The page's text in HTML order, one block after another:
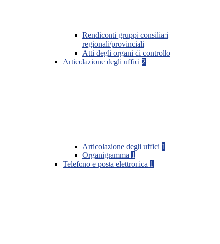
Rendiconti gruppi consiliari
regionali/provinciali
Atti degli organi di controllo
Articolazione degli uffici 2
Articolazione degli uffici 1
Organigramma 1
Telefono e posta elettronica 1